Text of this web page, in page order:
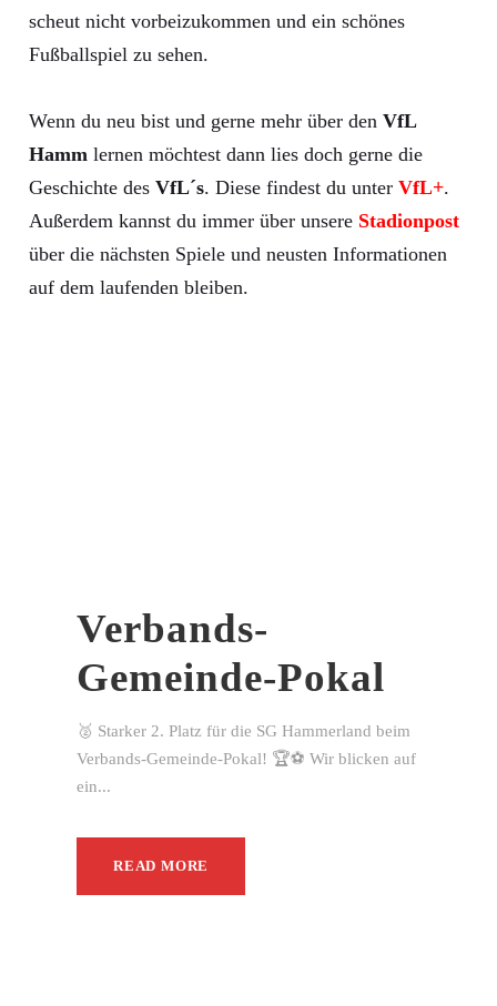
scheut nicht vorbeizukommen und ein schönes
Fußballspiel zu sehen.
Wenn du neu bist und gerne mehr über den VfL
Hamm lernen möchtest dann lies doch gerne die
Geschichte des VfL´s. Diese findest du unter VfL+.
Außerdem kannst du immer über unsere Stadionpost
über die nächsten Spiele und neusten Informationen
auf dem laufenden bleiben.
Verbands-
Gemeinde-Pokal
🥈 Starker 2. Platz für die SG Hammerland beim
Verbands-Gemeinde-Pokal! 🏆⚽ Wir blicken auf
ein...
READ MORE